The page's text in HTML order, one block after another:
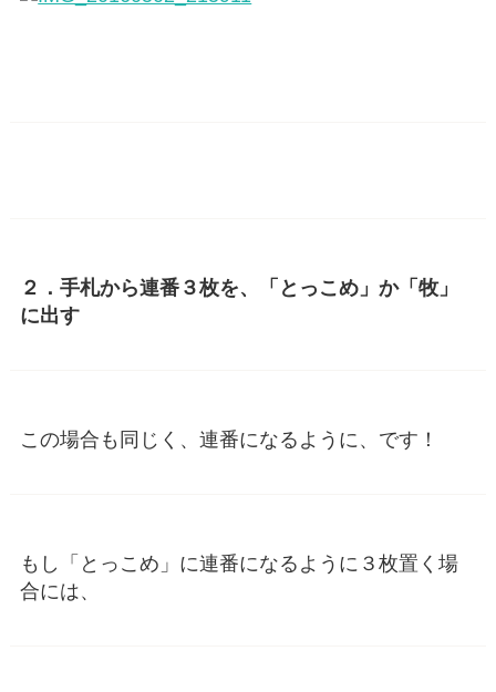
２．手札から連番３枚を、「とっこめ」か「牧」
に出す
この場合も同じく、連番になるように、です！
もし「とっこめ」に連番になるように３枚置く場
合には、